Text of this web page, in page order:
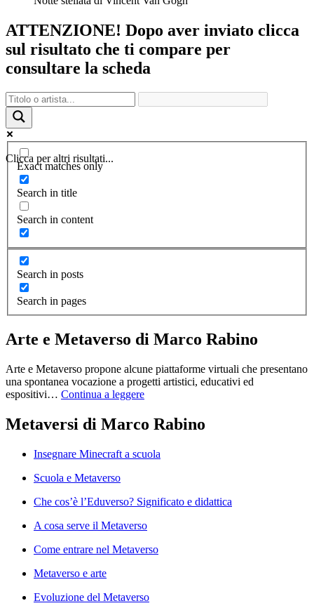
ATTENZIONE! Dopo aver inviato clicca
sul risultato che ti compare per
consultare la scheda
Clicca per altri risultati...
Exact matches only
Search in title
Search in content
Search in posts
Search in pages
Arte e Metaverso di Marco Rabino
Arte e Metaverso propone alcune piattaforme virtuali che presentano
una spontanea vocazione a progetti artistici, educativi ed
espositivi… Continua a leggere
Metaversi di Marco Rabino
Insegnare Minecraft a scuola
Scuola e Metaverso
Che cos’è l’Eduverso? Significato e didattica
A cosa serve il Metaverso
Come entrare nel Metaverso
Metaverso e arte
Evoluzione del Metaverso